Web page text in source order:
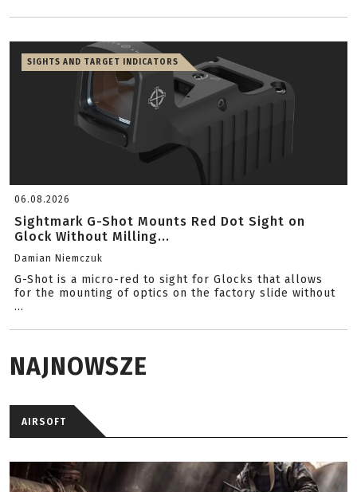
SIGHTS AND TARGET INDICATORS
06.08.2026
Sightmark G-Shot Mounts Red Dot Sight on
Glock Without Milling...
Damian Niemczuk
G-Shot is a micro-red to sight for Glocks that allows
for the mounting of optics on the factory slide without
...
NAJNOWSZE
AIRSOFT